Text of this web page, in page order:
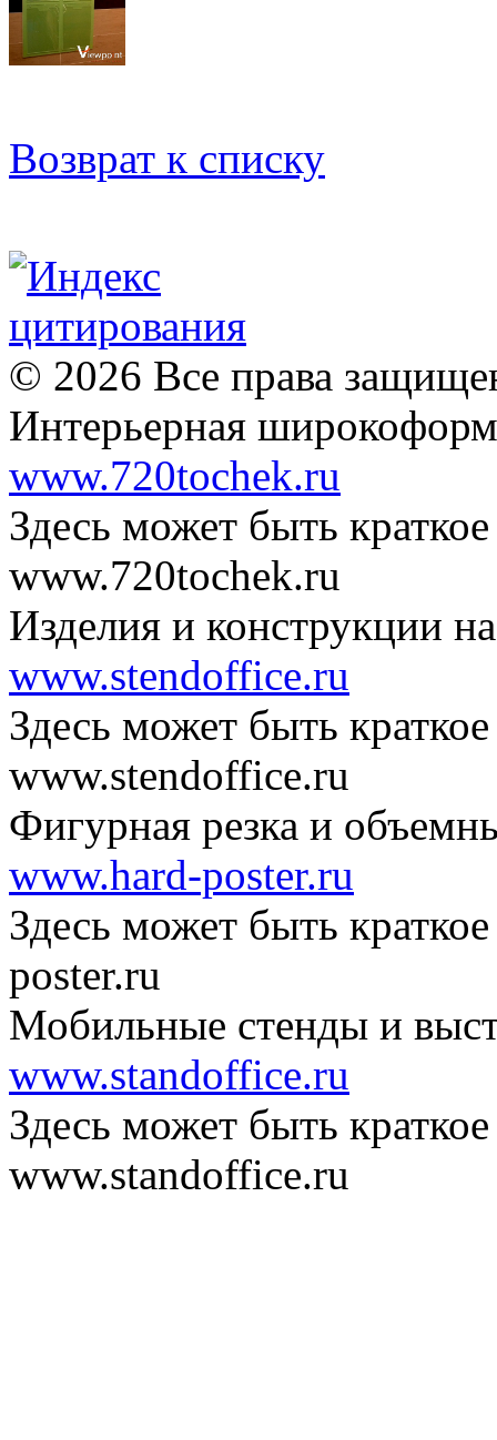
Возврат к списку
© 2026 Все права
Интерьерная
www.720tochek.ru
Здесь может быть
www.720tochek.ru
Изделия и конструкции на
www.stendoffice.ru
Здесь может быть
www.stendoffice.ru
Фигурная резка и
www.hard-poster.ru
Здесь может быть
poster.ru
Мобильные стенды и
www.standoffice.ru
Здесь может быть
www.standoffice.ru